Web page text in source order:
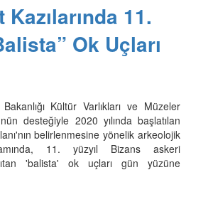
11.
Ok Uçları
Kültür Varlıkları ve Müzeler
desteğiyle 2020 yılında başlatılan
belirlenmesine yönelik arkeolojik
11. yüzyıl Bizans askeri
'balista' ok uçları gün yüzüne